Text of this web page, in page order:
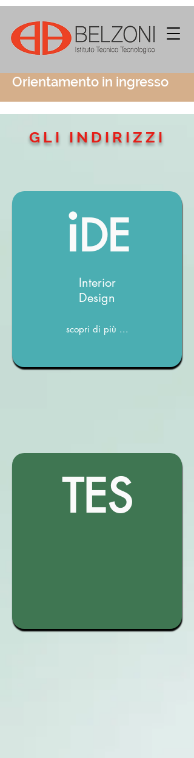
Orientamento in ingresso
GLI INDIRIZZI
iDE
Interior
Design
scopri di più ...
TES